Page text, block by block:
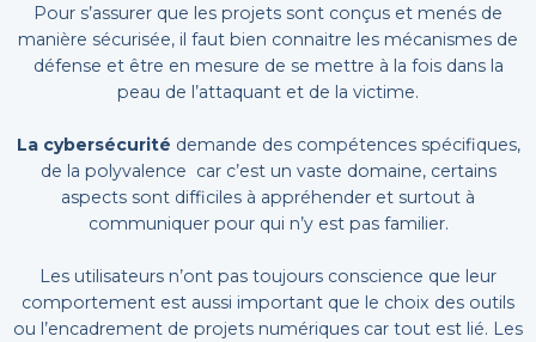
Pour s’assurer que les projets sont conçus et menés de
manière sécurisée, il faut bien connaitre les mécanismes de
défense et être en mesure de se mettre à la fois dans la
peau de l’attaquant et de la victime.
La cybersécurité demande des compétences spécifiques,
de la polyvalence car c’est un vaste domaine, certains
aspects sont difficiles à appréhender et surtout à
communiquer pour qui n’y est pas familier.
Les utilisateurs n’ont pas toujours conscience que leur
comportement est aussi important que le choix des outils
ou l’encadrement de projets numériques car tout est lié. Les